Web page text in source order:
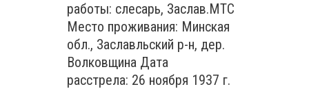
работы: слесарь, Заслав.МТС
Место проживания: Минская
обл., Заславльский р-н, дер.
Волковщина Дата
расстрела: 26 ноября 1937 г.